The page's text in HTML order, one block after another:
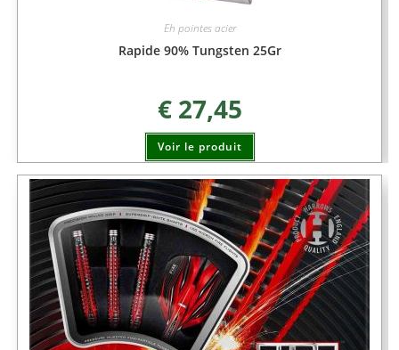
Eh pointes acier
Rapide 90% Tungsten 25Gr
€27,45
Voir le produit